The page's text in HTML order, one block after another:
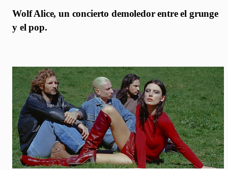
Wolf Alice, un concierto demoledor entre el grunge
y el pop.